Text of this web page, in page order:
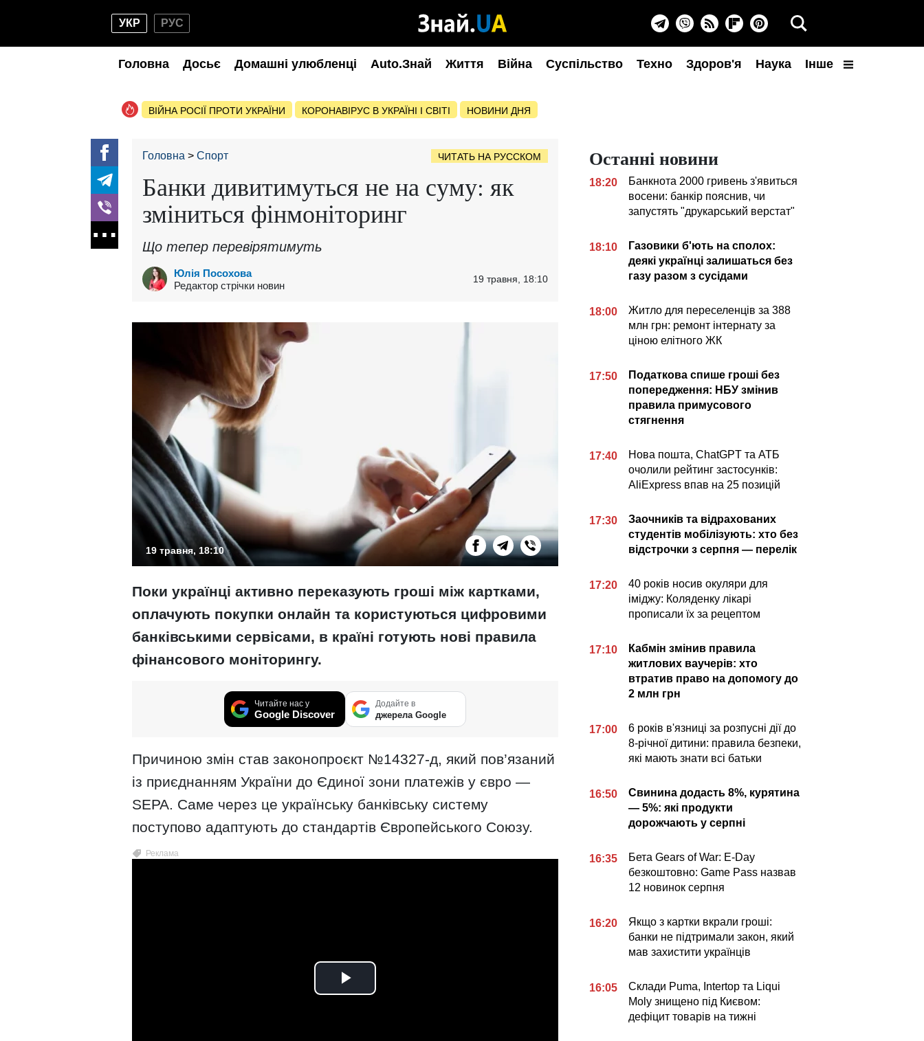
УКР РУС
Головна Досьє Домашні улюбленці Auto.Знай Життя Війна Суспільство Техно Здоров'я Наука Інше
ВІЙНА РОСІЇ ПРОТИ УКРАЇНИ КОРОНАВІРУС В УКРАЇНІ І СВІТІ НОВИНИ ДНЯ
Головна Спорт ЧИТАТЬ НА РУССКОМ
Банки дивитимуться не на суму: як
зміниться фінмоніторинг
Що тепер перевірятимуть
Юлія Посохова
Редактор стрічки новин
19 травня, 18:10
19 травня, 18:10
Поки українці активно переказують гроші між картками,
оплачують покупки онлайн та користуються цифровими
банківськими сервісами, в країні готують нові правила
фінансового моніторингу.
Читайте нас у
Google Discover
Додайте в
джерела Google
Причиною змін став законопроєкт №14327-д, який пов’язаний
із приєднанням України до Єдиної зони платежів у євро —
SEPA. Саме через це українську банківську систему
поступово адаптують до стандартів Європейського Союзу.
Останні новини
18:20
Банкнота 2000 гривень з'явиться
восени: банкір пояснив, чи
запустять "друкарський верстат"
18:10
Газовики б'ють на сполох:
деякі українці залишаться без
газу разом з сусідами
18:00
Житло для переселенців за 388
млн грн: ремонт інтернату за
ціною елітного ЖК
17:50
Податкова спише гроші без
попередження: НБУ змінив
правила примусового
стягнення
17:40
Нова пошта, ChatGPT та АТБ
очолили рейтинг застосунків:
AliExpress впав на 25 позицій
17:30
Заочників та відрахованих
студентів мобілізують: хто без
відстрочки з серпня — перелік
17:20
40 років носив окуляри для
іміджу: Коляденку лікарі
прописали їх за рецептом
17:10
Кабмін змінив правила
житлових ваучерів: хто
втратив право на допомогу до
2 млн грн
17:00
6 років в'язниці за розпусні дії до
8-річної дитини: правила безпеки,
які мають знати всі батьки
16:50
Свинина додасть 8%, курятина
— 5%: які продукти
дорожчають у серпні
16:35
Бета Gears of War: E-Day
безкоштовно: Game Pass назвав
12 новинок серпня
16:20
Якщо з картки вкрали гроші:
банки не підтримали закон, який
мав захистити українців
16:05
Склади Puma, Intertop та Liqui
Moly знищено під Києвом:
дефіцит товарів на тижні